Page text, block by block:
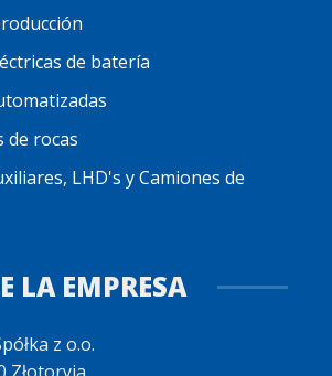
de batería
de rocas
LHD's y Camiones de
LA EMPRESA
z o.o.
Złotoryja